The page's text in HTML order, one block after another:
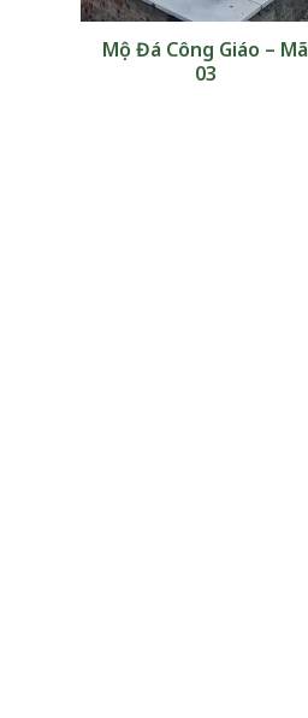
Mộ Đá Công Giáo – Mã
03